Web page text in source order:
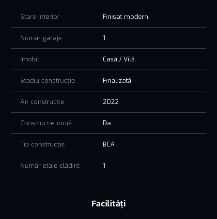
Stare interior Finisat modern
Număr garaje 1
Imobil Casă / Vilă
Stadiu construcție Finalizată
An construcție 2022
Construcție nouă Da
Tip construcție BCA
Număr etaje clădire 1
Facilități